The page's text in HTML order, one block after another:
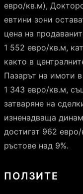
евро/кв.м),
евтини зони
цена на
1 552 евро/кв.м,
както в
Пазарът на имоти в
1 343 евро/кв.м,
затваряне на
изненадваща
достигат 962
ръстове над 9%.
ПОЛЗИТЕ